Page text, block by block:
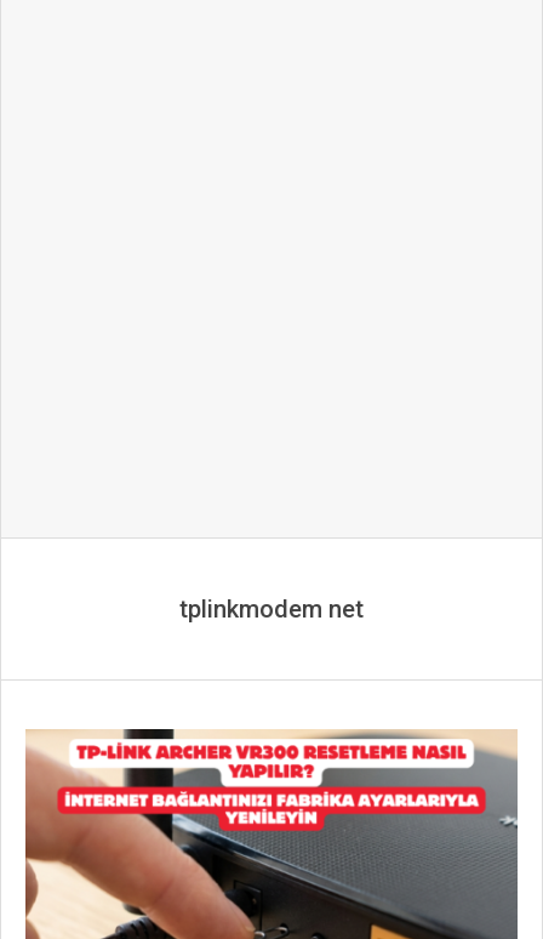
tplinkmodem net